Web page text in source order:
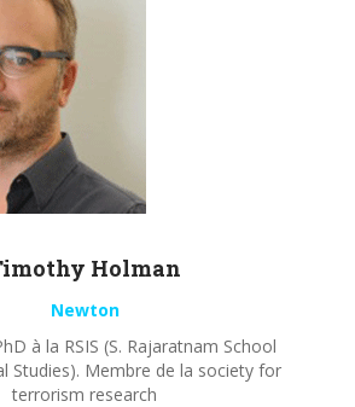
Holman
Newton
à la RSIS (S. Rajaratnam School
Studies). Membre de la society for
terrorism research